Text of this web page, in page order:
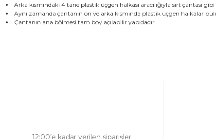
Arka kısmındaki 4 tane plastik üçgen halkası aracılığıyla sırt çantası
Aynı zamanda çantanın ön ve arka kısmında plastik üçgen halkalar
Çantanın ana bölmesi tam boy açılabilir yapıdadır.
Ürün fiyatı diğer sitelerden daha pahalı.
12:00’e kadar verilen siparişler